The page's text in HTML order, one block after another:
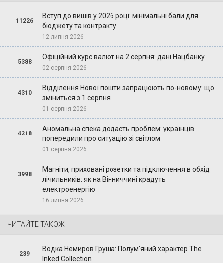
11226
Вступ до вишів у 2026 році: мінімальні бали для
бюджету та контракту
12 липня 2026
5388
Офіційний курс валют на 2 серпня: дані Нацбанку
02 серпня 2026
4310
Відділення Нової пошти запрацюють по-новому: що
зміниться з 1 серпня
01 серпня 2026
4218
Аномальна спека додасть проблем: українців
попередили про ситуацію зі світлом
01 серпня 2026
3998
Магніти, приховані розетки та підключення в обхід
лічильників: як на Вінниччині крадуть
електроенергію
16 липня 2026
ЧИТАЙТЕ ТАКОЖ
239
Водка Немиров Груша: Полум'яний характер The
Inked Collection